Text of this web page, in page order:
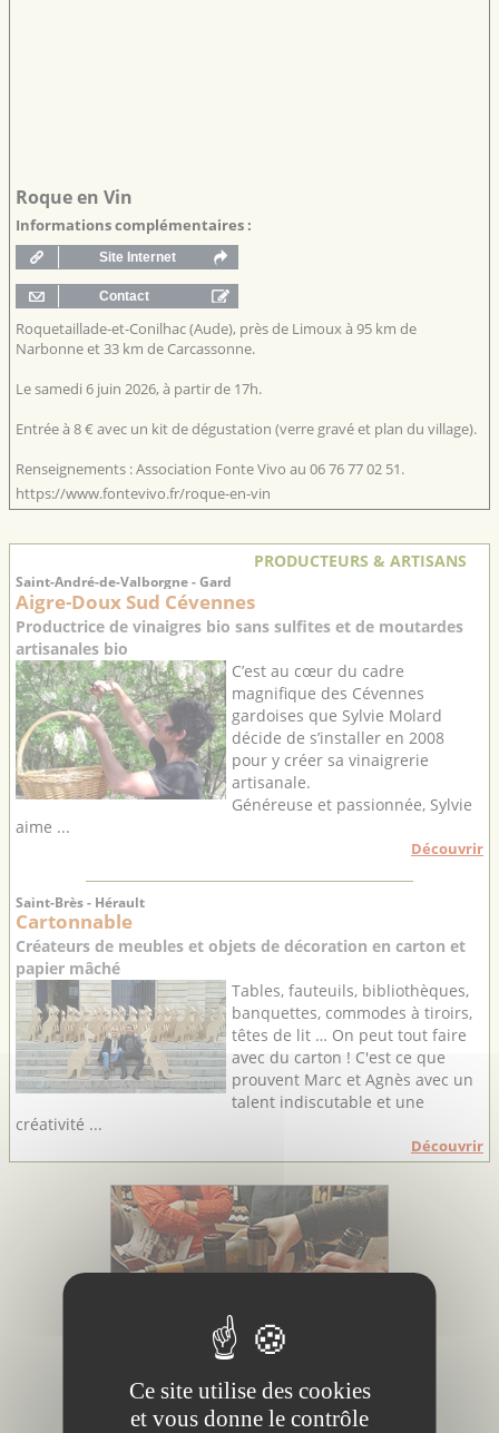
Roque en Vin
Informations complémentaires :
Roquetaillade-et-Conilhac (Aude), près de Limoux à 95 km de
Narbonne et 33 km de Carcassonne.
Le samedi 6 juin 2026, à partir de 17h.
Entrée à 8 € avec un kit de dégustation (verre gravé et plan du village).
Renseignements : Association Fonte Vivo au 06 76 77 02 51.
https://www.fontevivo.fr/roque-en-vin
PRODUCTEURS & ARTISANS
Saint-André-de-Valborgne - Gard
Aigre-Doux Sud Cévennes
Productrice de vinaigres bio sans sulfites et de moutardes
artisanales bio
C’est au cœur du cadre
magnifique des Cévennes
gardoises que Sylvie Molard
décide de s’installer en 2008
pour y créer sa vinaigrerie
artisanale.
Généreuse et passionnée, Sylvie
aime ...
Découvrir
Saint-Brès - Hérault
Cartonnable
Créateurs de meubles et objets de décoration en carton et
papier mâché
Tables, fauteuils, bibliothèques,
banquettes, commodes à tiroirs,
têtes de lit … On peut tout faire
avec du carton ! C'est ce que
prouvent Marc et Agnès avec un
talent indiscutable et une
créativité ...
Découvrir
Ce site utilise des cookies
et vous donne le contrôle